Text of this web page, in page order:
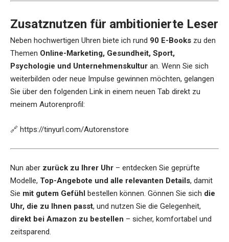
Zusatznutzen für ambitionierte Leser
Neben hochwertigen Uhren biete ich rund 90 E-Books zu den
Themen Online-Marketing, Gesundheit, Sport,
Psychologie und Unternehmenskultur an. Wenn Sie sich
weiterbilden oder neue Impulse gewinnen möchten, gelangen
Sie über den folgenden Link in einem neuen Tab direkt zu
meinem Autorenprofil:
🔗 https://tinyurl.com/Autorenstore
Nun aber zurück zu Ihrer Uhr – entdecken Sie geprüfte
Modelle, Top-Angebote und alle relevanten Details, damit
Sie mit gutem Gefühl bestellen können. Gönnen Sie sich die
Uhr, die zu Ihnen passt, und nutzen Sie die Gelegenheit,
direkt bei Amazon zu bestellen – sicher, komfortabel und
zeitsparend.